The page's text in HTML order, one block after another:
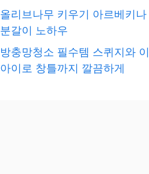
올리브나무 키우기 아르베키나
분갈이 노하우
방충망청소 필수템 스퀴지와 이
아이로 창틀까지 깔끔하게